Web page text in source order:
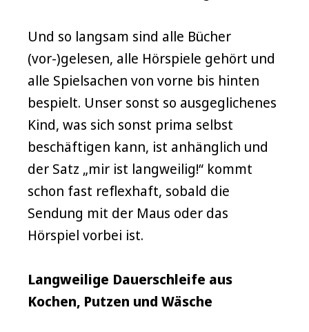
Und so langsam sind alle Bücher
(vor-)gelesen, alle Hörspiele gehört und
alle Spielsachen von vorne bis hinten
bespielt. Unser sonst so ausgeglichenes
Kind, was sich sonst prima selbst
beschäftigen kann, ist anhänglich und
der Satz „mir ist langweilig!“ kommt
schon fast reflexhaft, sobald die
Sendung mit der Maus oder das
Hörspiel vorbei ist.
Langweilige Dauerschleife aus
Kochen, Putzen und Wäsche